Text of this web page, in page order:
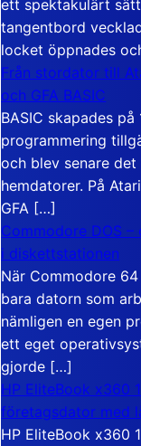
ett spektakulärt
tangentbord
locket öppnades
Från stordator till
och GFA BASIC
BASIC skapades
programmering
och blev senare
hemdatorer. På
GFA […]
Commodore DOS
i diskettstationen
När Commodore
bara datorn som
nämligen en egen
ett eget
gjorde […]
HP EliteBook x360
företagsdator med
HP EliteBook x360